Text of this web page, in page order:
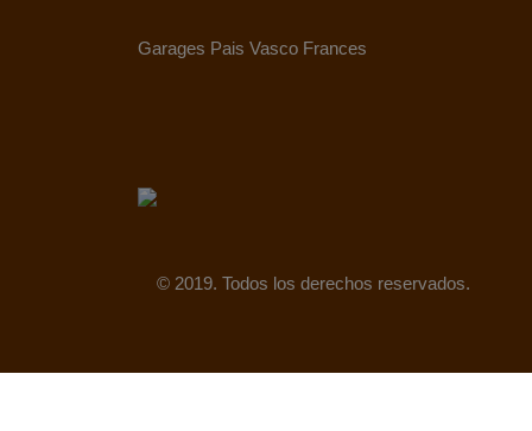
Garages Pais Vasco Frances
© 2019. Todos los derechos reservados.